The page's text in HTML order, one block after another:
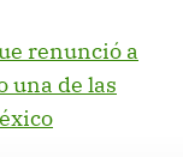
renunció a
una de las